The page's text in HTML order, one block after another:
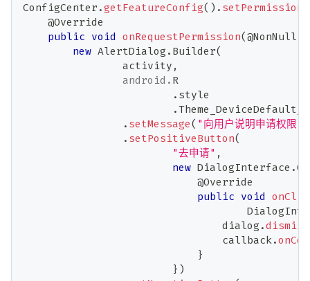
ConfigCenter .getFeatureConfig( ) .
@Override
public void onRequestPermission(@NonNull
new AlertDialog . Builder(
                activity
,
android . R
. style
.
. setMessage( "向用户说明申请权限"
. setPositiveButton(
"去申请" ,
new DialogInterface .
@Override
public void
                                dialog
.dismiss
                                callback
.
}
} )